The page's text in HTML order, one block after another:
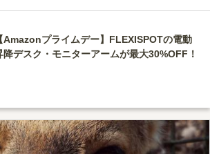
【Amazonプライムデー】FLEXISPOTの電動
降デスク・モニターアームが最大30%OFF！